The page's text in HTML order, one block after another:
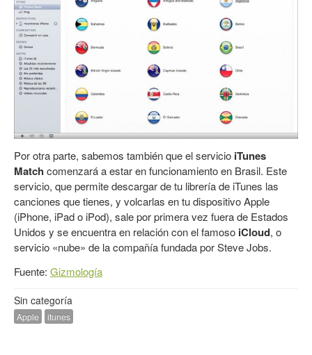
Por otra parte, sabemos también que el servicio iTunes
Match comenzará a estar en funcionamiento en Brasil. Este
servicio, que permite descargar de tu librería de iTunes las
canciones que tienes, y volcarlas en tu dispositivo Apple
(iPhone, iPad o iPod), sale por primera vez fuera de Estados
Unidos y se encuentra en relación con el famoso iCloud, o
servicio «nube» de la compañía fundada por Steve Jobs.
Fuente: Gizmología
Sin categoría
Apple itunes